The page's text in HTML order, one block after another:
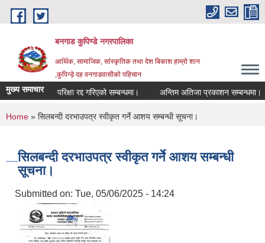
Skip to main content
बनगाड कुपिण्डे नगरपालिका
आर्थिक, सामाजिक, सांस्कृतिक तथा देश बिकाश हाम्रो शान
,कुपिन्ड़े दह वनगाडवासीको पहिचान
मुख्य समाचारपरिक्षा रद्द गरिएको सम्बन्धमा। अन्तिम अतिजा प्रकाशन सम्बन्धमा।
You are here
Home » सिलबन्दी दरभाउपत्र स्वीकृत गर्ने आशय सम्बन्धी सूचना।
सिलबन्दी दरभाउपत्र स्वीकृत गर्ने आशय सम्बन्धी
सूचना।
Submitted on: Tue, 05/06/2025 - 14:24